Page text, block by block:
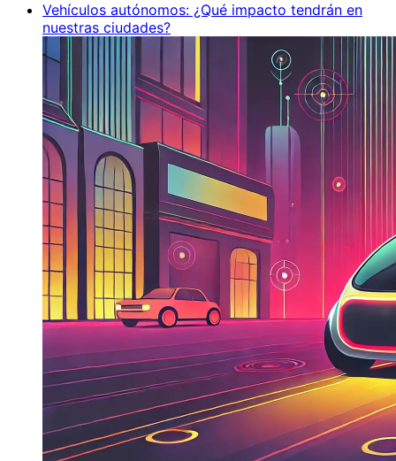
Vehículos autónomos: ¿Qué impacto tendrán en
nuestras ciudades?